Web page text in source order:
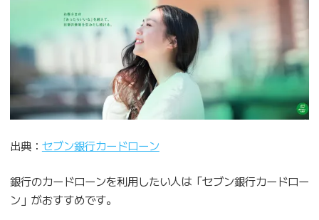
出典： セブン銀行カードローン
銀行のカードローンを利用したい人は「セブン銀行カードロー
ン」がおすすめです。